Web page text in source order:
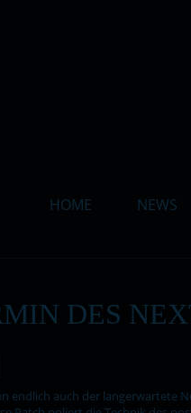
HOME NEWS
DES
endlich auch der langerwartete